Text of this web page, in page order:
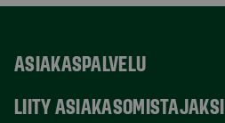
ASIAKASPALVELU
LIITY ASIAKASOMISTAJAKSI